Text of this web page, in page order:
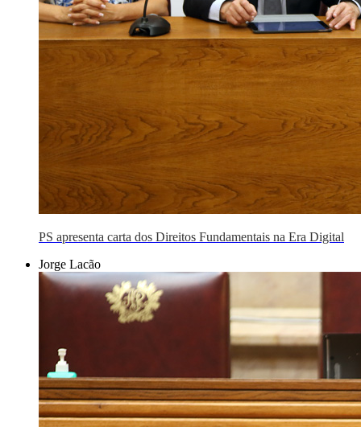
PS apresenta carta dos Direitos Fundamentais na Era Digital
Jorge Lacão